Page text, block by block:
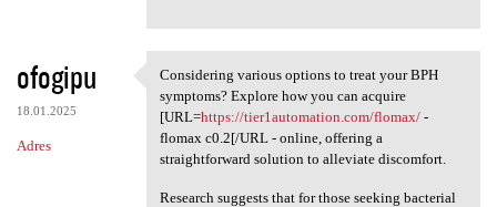
ofogipu
18.01.2025
Adres
Considering various options
Considering various options to treat your BPH
symptoms? Explore how you can acquire
[URL=https://tier1automation.com/flomax/-
flomax c0.2[/URL - online, offering a
straightforward solution to alleviate discomfort.
Research suggests that for those seeking bacterial